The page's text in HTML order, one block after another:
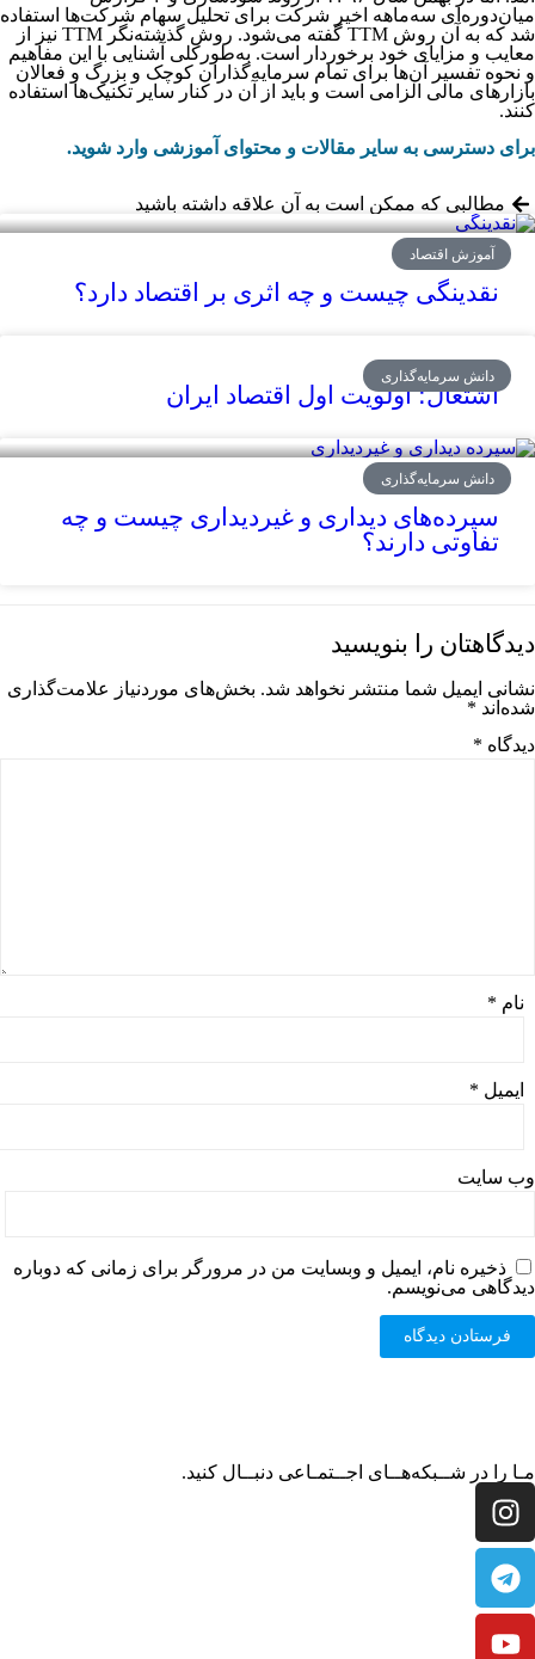
میان‌دوره‌ای سه‌ماهه اخیر شرکت برای تحلیل سهام شرکت‌ها استفاده
شد که به آن روش TTM گفته می‌شود. روش گذشته‌نگر TTM نیز از
معایب و مزایای خود برخوردار است. به‌طورکلی آشنایی با این مفاهیم
و نحوه تفسیر آن‌ها برای تمام سرمایه‌گذاران کوچک و بزرگ و فعالان
بازارهای مالی الزامی است و باید از آن در کنار سایر تکنیک‌‌‌‌‌‌‌‌‌‌‌‌‌‌‌‌‌‌‌‌‌‌‌‌‌‌‌‌‌‌‌ها استفاده
کنند.
برای دسترسی به سایر مقالات و محتوای آموزشی وارد شوید.
مطالبی که ممکن است به آن علاقه داشته باشید
آموزش اقتصاد
نقدینگی چیست و چه اثری بر اقتصاد دارد؟
دانش سرمایه‌گذاری
اشتغال؛ اولویت اول اقتصاد ایران
دانش سرمایه‌گذاری
سپرده‌های دیداری و غیر‌دیداری چیست و چه
تفاوتی دارند؟
دیدگاهتان را بنویسید
نشانی ایمیل شما منتشر نخواهد شد. بخش‌های موردنیاز علامت‌گذاری
شده‌اند *
دیدگاه *
نام *
ایمیل *
وب‌ سایت
ذخیره نام، ایمیل و وبسایت من در مرورگر برای زمانی که دوباره
دیدگاهی می‌نویسم.
مـا را در شــبکه‌هــای اجــتمـاعی دنبــال کنید.